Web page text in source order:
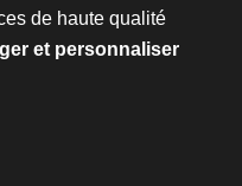
de haute qualité
et personnaliser